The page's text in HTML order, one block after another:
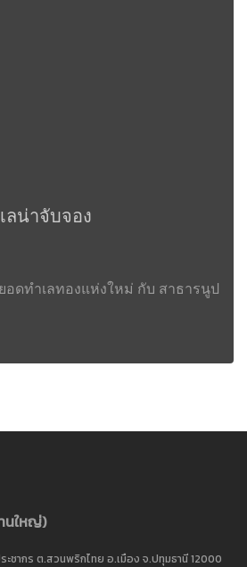
ลน่าจับจอง
ดทำเลทองแห่งใหม่ กับ สาธารนูป
นใหญ่)
ะชากร ต.สวนพริกไทย อ.เมือง จ.ปทุมธานี 12000